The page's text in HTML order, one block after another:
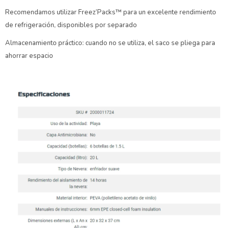
Recomendamos utilizar Freez’Packs™ para un excelente rendimiento
de refrigeración, disponibles por separado
Almacenamiento práctico: cuando no se utiliza, el saco se pliega para
ahorrar espacio